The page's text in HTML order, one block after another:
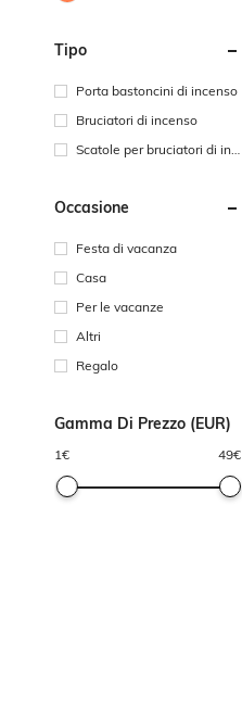
Tipo
Porta bastoncini di incenso
Bruciatori di incenso
Scatole per bruciatori di inc
Occasione
Festa di vacanza
Casa
Per le vacanze
Altri
Regalo
Gamma Di Prezzo (EUR)
1€ 49€